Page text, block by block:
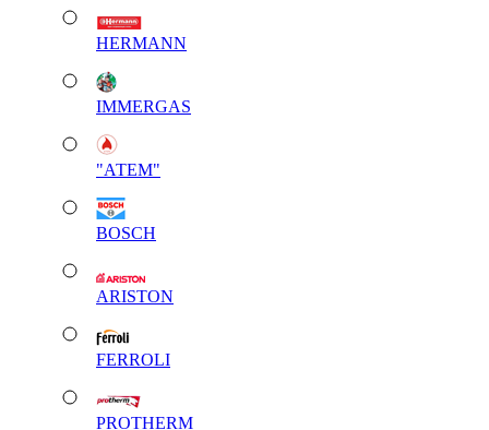
HERMANN
IMMERGAS
"АТЕМ"
BOSCH
ARISTON
FERROLI
PROTHERM